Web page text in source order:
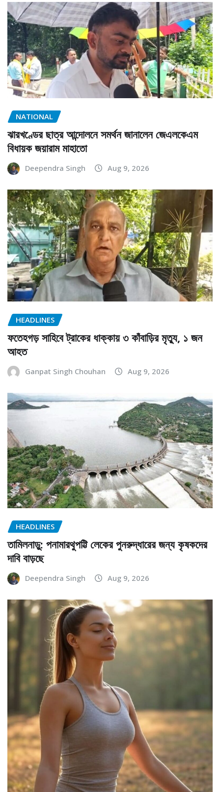
NATIONAL
ঝারখণ্ডের ছাত্র আন্দোলনে সমর্থন জানালেন জেএলকেএম
বিধায়ক জয়ারাম মাহাতো
Deependra Singh Aug 9, 2026
HEADLINES
ফতেহগড় সাহিবে ট্রাকের ধাক্কায় ৩ কাঁবাড়ির মৃত্যু, ১ জন
আহত
Ganpat Singh Chouhan Aug 9, 2026
HEADLINES
তামিলনাড়ু: পনামারথুপট্টি লেকের পুনরুদ্ধারের জন্য কৃষকদের
দাবি বাড়ছে
Deependra Singh Aug 9, 2026